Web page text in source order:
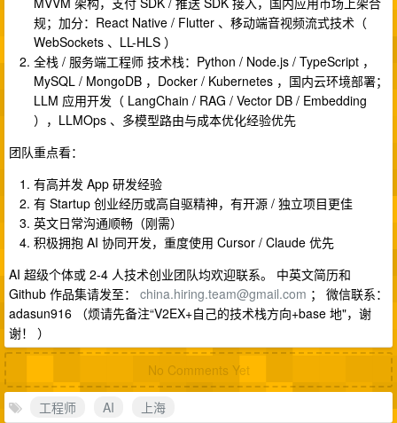
规；加分：React Native / Flutter 、移动端音视频流式技术（
WebSockets 、LL-HLS ）
全栈 / 服务端工程师 技术栈：Python / Node.js / TypeScript ，
MySQL / MongoDB ，Docker / Kubernetes ，国内云环境部署；
LLM 应用开发（ LangChain / RAG / Vector DB / Embedding
），LLMOps 、多模型路由与成本优化经验优先
团队重点看：
有高并发 App 研发经验
有 Startup 创业经历或高自驱精神，有开源 / 独立项目更佳
英文日常沟通顺畅（刚需）
积极拥抱 AI 协同开发，重度使用 Cursor / Claude 优先
AI 超级个体或 2-4 人技术创业团队均欢迎联系。 中英文简历和
Github 作品集请发至： china.hiring.team@gmail.com ； 微信联系：
adasun916 （烦请先备注“V2EX+自己的技术栈方向+base 地"，谢
谢！ ）
No Comments Yet
工程师 AI 上海